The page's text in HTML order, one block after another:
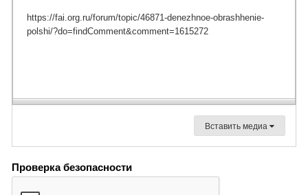
Вставить медиа
Проверка безопасности